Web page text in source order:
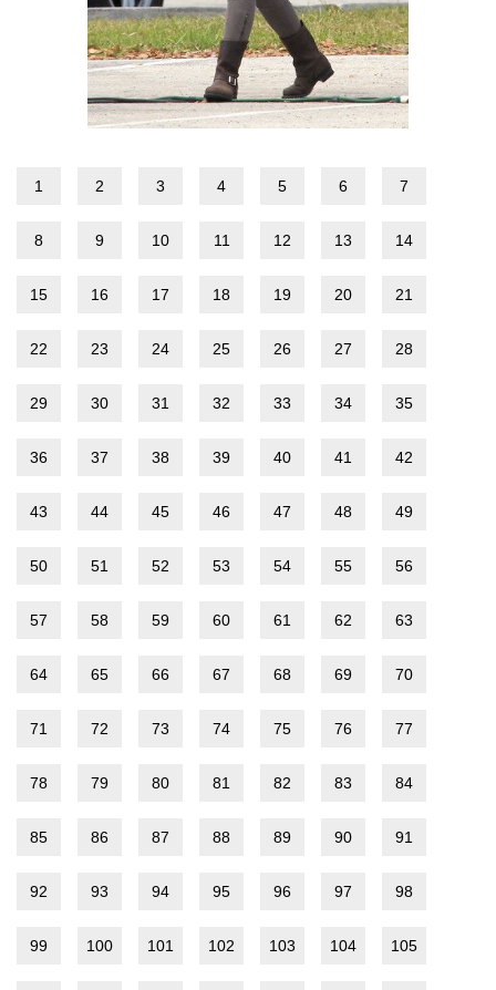
1 2 3 4 5 6 7
8 9 10 11 12 13 14
15 16 17 18 19 20 21
22 23 24 25 26 27 28
29 30 31 32 33 34 35
36 37 38 39 40 41 42
43 44 45 46 47 48 49
50 51 52 53 54 55 56
57 58 59 60 61 62 63
64 65 66 67 68 69 70
71 72 73 74 75 76 77
78 79 80 81 82 83 84
85 86 87 88 89 90 91
92 93 94 95 96 97 98
99 100 101 102 103 104 105